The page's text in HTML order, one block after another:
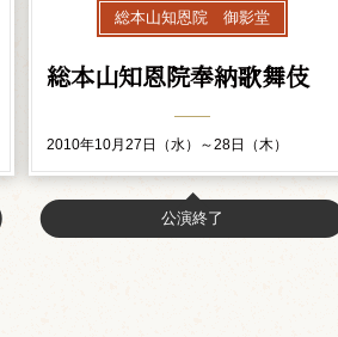
総本山知恩院 御影堂
総本山知恩院奉納歌舞伎
2010年10月27日（水）～28日（木）
公演終了